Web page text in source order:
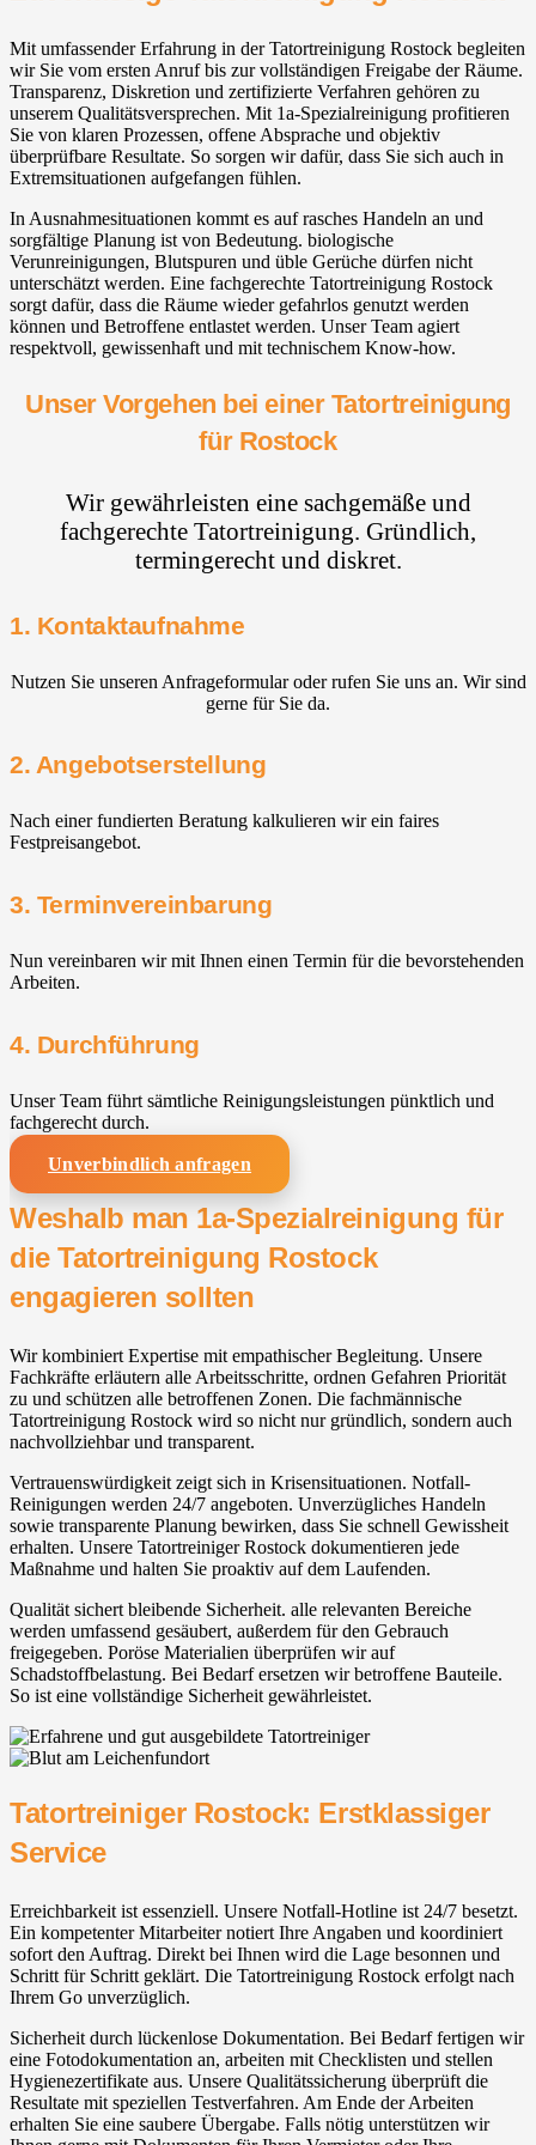
Mit umfassender Erfahrung in der Tatortreinigung Rostock begleiten
wir Sie vom ersten Anruf bis zur vollständigen Freigabe der Räume.
Transparenz, Diskretion und zertifizierte Verfahren gehören zu
unserem Qualitätsversprechen. Mit 1a-Spezialreinigung profitieren
Sie von klaren Prozessen, offene Absprache und objektiv
überprüfbare Resultate. So sorgen wir dafür, dass Sie sich auch in
Extremsituationen aufgefangen fühlen.
In Ausnahmesituationen kommt es auf rasches Handeln an und
sorgfältige Planung ist von Bedeutung. biologische
Verunreinigungen, Blutspuren und üble Gerüche dürfen nicht
unterschätzt werden. Eine fachgerechte Tatortreinigung Rostock
sorgt dafür, dass die Räume wieder gefahrlos genutzt werden
können und Betroffene entlastet werden. Unser Team agiert
respektvoll, gewissenhaft und mit technischem Know-how.
Unser Vorgehen bei einer Tatortreinigung
für Rostock
Wir gewährleisten eine sachgemäße und
fachgerechte Tatortreinigung. Gründlich,
termingerecht und diskret.
1. Kontaktaufnahme
Nutzen Sie unseren Anfrageformular oder rufen Sie uns an. Wir sind
gerne für Sie da.
2. Angebotserstellung
Nach einer fundierten Beratung kalkulieren wir ein faires
Festpreisangebot.
3. Terminvereinbarung
Nun vereinbaren wir mit Ihnen einen Termin für die bevorstehenden
Arbeiten.
4. Durchführung
Unser Team führt sämtliche Reinigungsleistungen pünktlich und
fachgerecht durch.
Unverbindlich anfragen
Weshalb man 1a-Spezialreinigung für
die Tatortreinigung Rostock
engagieren sollten
Wir kombiniert Expertise mit empathischer Begleitung. Unsere
Fachkräfte erläutern alle Arbeitsschritte, ordnen Gefahren Priorität
zu und schützen alle betroffenen Zonen. Die fachmännische
Tatortreinigung Rostock wird so nicht nur gründlich, sondern auch
nachvollziehbar und transparent.
Vertrauenswürdigkeit zeigt sich in Krisensituationen. Notfall-
Reinigungen werden 24/7 angeboten. Unverzügliches Handeln
sowie transparente Planung bewirken, dass Sie schnell Gewissheit
erhalten. Unsere Tatortreiniger Rostock dokumentieren jede
Maßnahme und halten Sie proaktiv auf dem Laufenden.
Qualität sichert bleibende Sicherheit. alle relevanten Bereiche
werden umfassend gesäubert, außerdem für den Gebrauch
freigegeben. Poröse Materialien überprüfen wir auf
Schadstoffbelastung. Bei Bedarf ersetzen wir betroffene Bauteile.
So ist eine vollständige Sicherheit gewährleistet.
Tatortreiniger Rostock: Erstklassiger
Service
Erreichbarkeit ist essenziell. Unsere Notfall-Hotline ist 24/7 besetzt.
Ein kompetenter Mitarbeiter notiert Ihre Angaben und koordiniert
sofort den Auftrag. Direkt bei Ihnen wird die Lage besonnen und
Schritt für Schritt geklärt. Die Tatortreinigung Rostock erfolgt nach
Ihrem Go unverzüglich.
Sicherheit durch lückenlose Dokumentation. Bei Bedarf fertigen wir
eine Fotodokumentation an, arbeiten mit Checklisten und stellen
Hygienezertifikate aus. Unsere Qualitätssicherung überprüft die
Resultate mit speziellen Testverfahren. Am Ende der Arbeiten
erhalten Sie eine saubere Übergabe. Falls nötig unterstützen wir